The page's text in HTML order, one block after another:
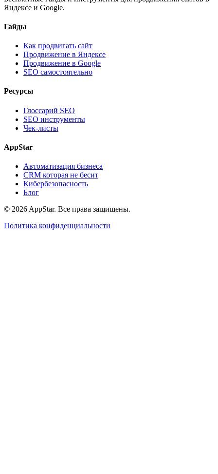
Яндексе и Google.
Гайды
Как продвигать сайт
Продвижение в Яндексе
Продвижение в Google
SEO самостоятельно
Ресурсы
Глоссарий SEO
SEO инструменты
Чек-листы
AppStar
Автоматизация бизнеса
CRM которая не бесит
Кибербезопасность
Блог
© 2026 AppStar. Все права защищены.
Политика конфиденциальности